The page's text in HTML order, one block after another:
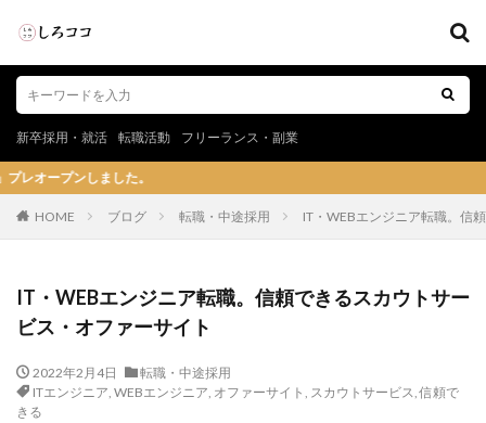
新卒採用・就活 転職活動 フリーランス・副業
HOME ブログ 転職・中途採用 IT・WEBエンジニア転職。信
IT・WEBエンジニア転職。信頼できるスカウトサー
ビス・オファーサイト
2022年2月4日
転職・中途採用
ITエンジニア, WEBエンジニア, オファーサイト , スカウトサービス,信頼で
きる